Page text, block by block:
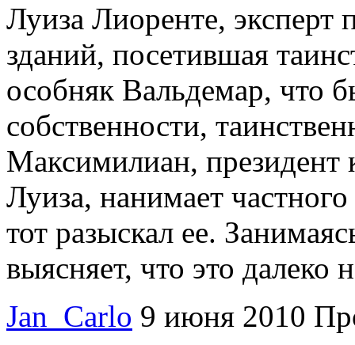
Луиза Лиоренте,
зданий, посетившая
особняк Вальдемар, что
собственности,
Максимилиан, президент
Луиза, нанимает
тот разыскал ее.
выясняет, что это далеко
Jan_Carlo 9 июня 2010